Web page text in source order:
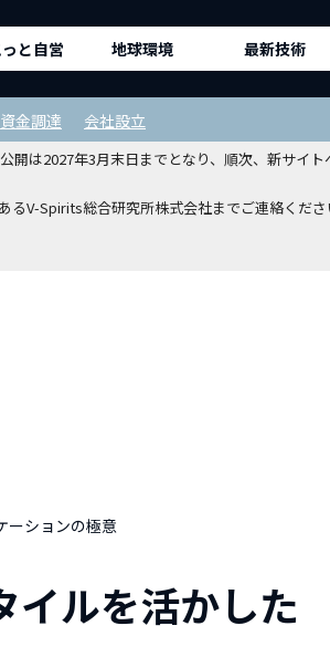
は2027年3月末日までとなり、順次、新サイ
V-Spirits総合研究所株式会社までご連絡くださ
と自営 地球環境 最新技術
資金調達 会社設立
ーションの極意
イルを活かした